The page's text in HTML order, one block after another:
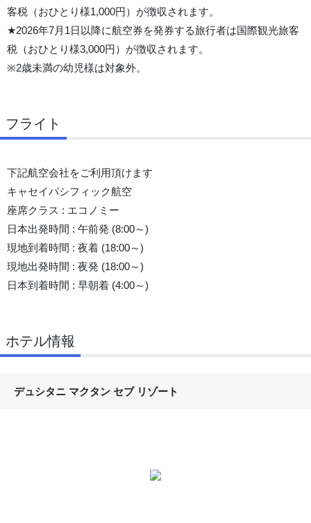
客税（おひとり様1,000円）が徴収されます。
★2026年7月1日以降に航空券を発券する旅行者は国際観光旅客
税（おひとり様3,000円）が徴収されます。
※2歳未満の幼児様は対象外。
フライト
下記航空会社をご利用頂けます
キャセイパシフィック航空
座席クラス : エコノミー
日本出発時間 : 午前発 (8:00～)
現地到着時間 : 夜着 (18:00～)
現地出発時間 : 夜発 (18:00～)
日本到着時間 : 早朝着 (4:00～)
ホテル情報
デュシタニ マクタン セブ リゾート